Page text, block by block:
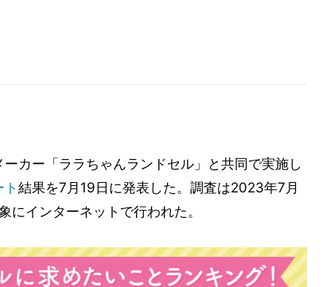
カー「ララちゃんランドセル」と共同で実施し
結果を7月19日に発表した。調査は2023年7月
にインターネットで行われた。